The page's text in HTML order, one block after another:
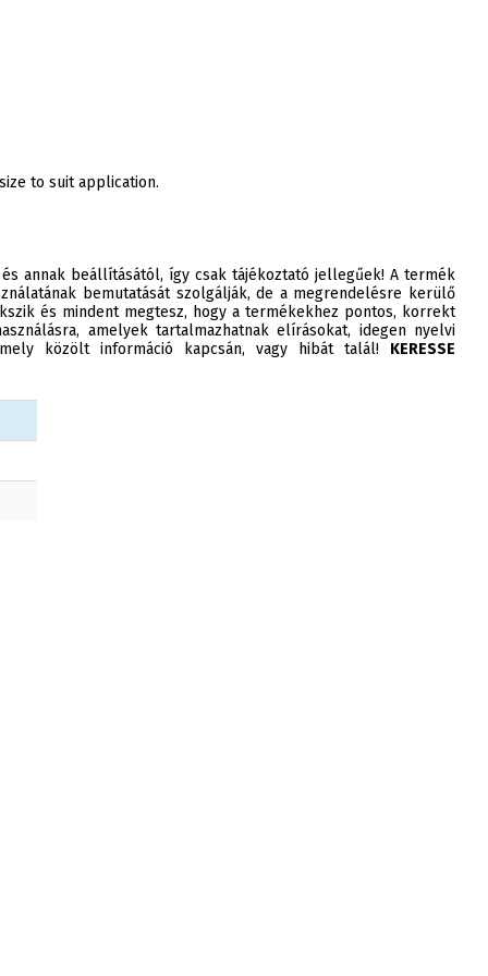
to suit application.
annak beállításától, így csak tájékoztató jellegűek! A termék
bemutatását szolgálják, de a megrendelésre kerülő
és mindent megtesz, hogy a termékekhez pontos, korrekt
amelyek tartalmazhatnak elírásokat, idegen nyelvi
közölt információ kapcsán, vagy hibát talál! KERESSE